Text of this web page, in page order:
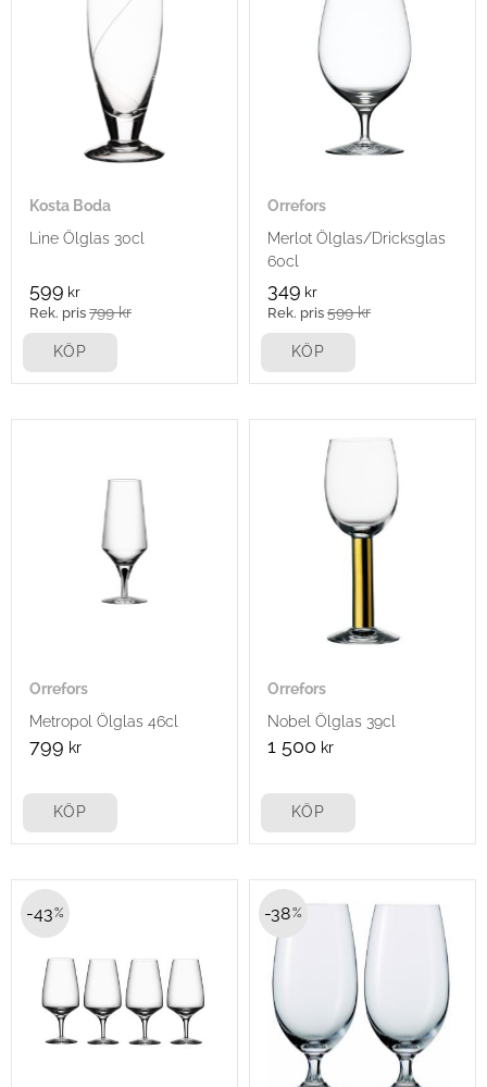
Kosta Boda
Line Ölglas 30cl
599 kr
799kr
KÖP
Orrefors
Merlot Ölglas/Dricksglas
60cl
349 kr
599kr
KÖP
Orrefors
Metropol Ölglas 46cl
799 kr
KÖP
Orrefors
Nobel Ölglas 39cl
1 500 kr
KÖP
43% 38%